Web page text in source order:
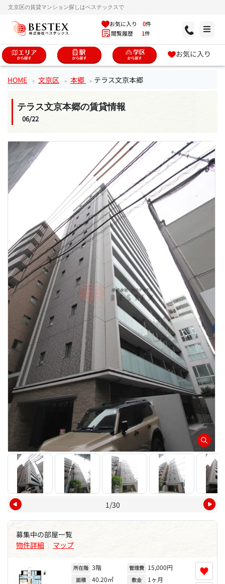
文京区の賃貸マンション探しはベステックスで
お気に入り 0件
閲覧履歴 1件
お気に入り
HOME 文京区 本郷 テラス文京本郷
テラス文京本郷の賃貸情報
06/22
1/30
募集中の部屋一覧
物件詳細 | マップ
所在階 3階
面積 40.20㎡
管理費 15,000円
敷金 1ヶ月
♥